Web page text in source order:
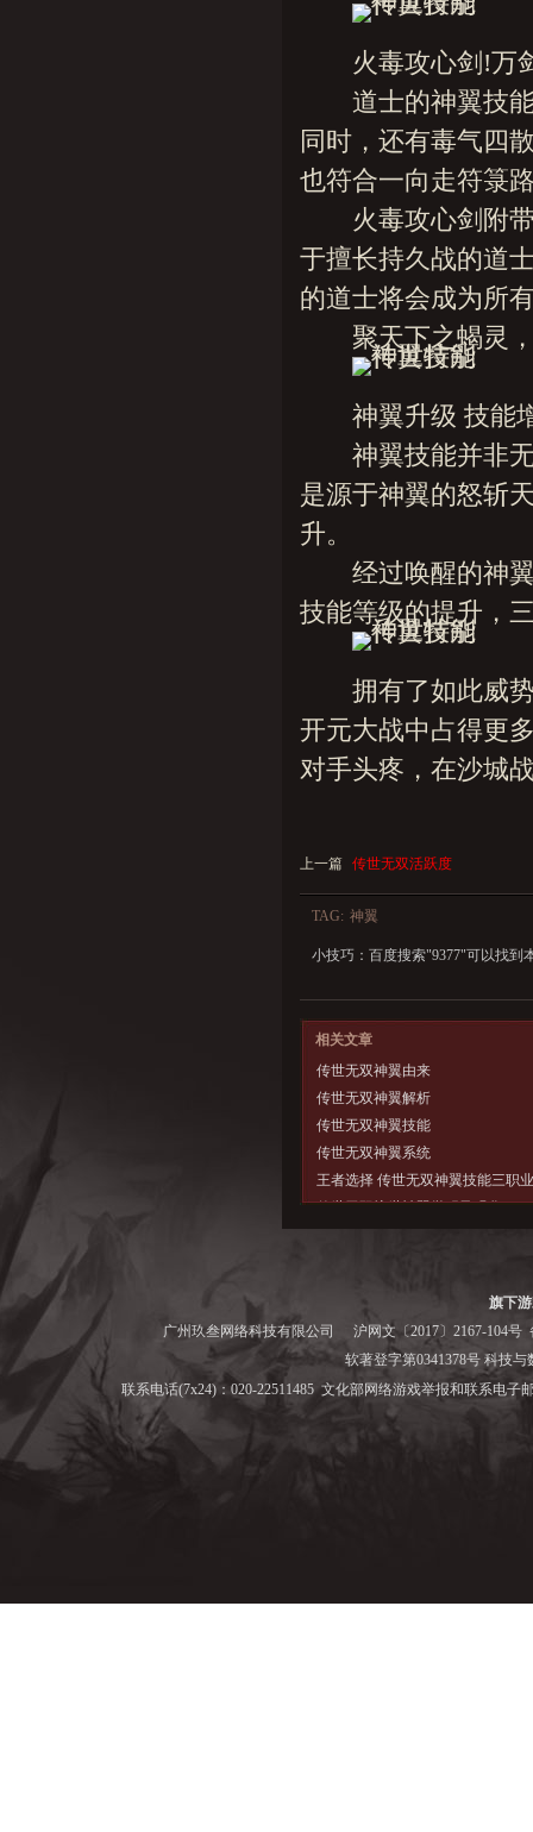
火毒攻心剑!万
道士的神翼技能
同时，还有毒气四
也符合一向走符箓
火毒攻心剑附带
于擅长持久战的道
的道士将会成为所
聚天下之蝎灵，
神翼升级 技能
神翼技能并非无
是源于神翼的怒斩
升。
经过唤醒的神翼
技能等级的提升，
拥有了如此威势
开元大战中占得更
对手头疼，在沙城
上一篇 传世无双活跃度
TAG: 神翼
小技巧：百度搜索"9377"可以找到
相关文章
传世无双神翼由来
传世无双神翼解析
传世无双神翼技能
传世无双神翼系统
王者选择 传世无双神翼技能三职
传世无双惊世神翼觉醒及强化
旗下
广州玖叁网络科技有限公司
沪网文〔2017〕2167-104号
软著登字第0341378号 科技
联系电话(7x24)：020-22511485 文化部网络游戏举报和联系电